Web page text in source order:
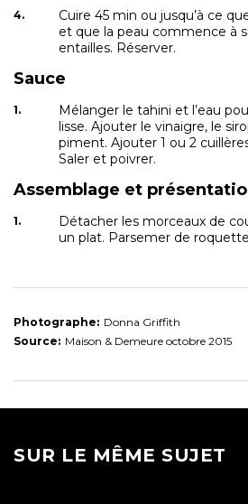
Cuire 45 min ou jusqu’à ce
et que la peau commence à
entailles. Réserver.
Sauce
Mélanger le tahini et l’eau
lisse. Ajouter le vinaigre, le
piment. Ajouter 1 ou 2
Saler et poivrer.
Assemblage et
Détacher les morceaux de
un plat. Parsemer de
Photographe: Donna Griffith
Source: Maison & Demeure octobre 2015
SUR LE MÊME SUJET